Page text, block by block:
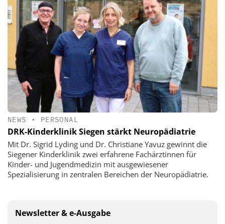
NEWS • PERSONAL
DRK-Kinderklinik Siegen stärkt Neuropädiatrie
Mit Dr. Sigrid Lyding und Dr. Christiane Yavuz gewinnt die
Siegener Kinderklinik zwei erfahrene Fachärztinnen für
Kinder- und Jugendmedizin mit ausgewiesener
Spezialisierung in zentralen Bereichen der Neuropädiatrie.
Newsletter & e-Ausgabe